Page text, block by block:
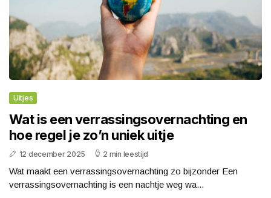
Uitjes
Wat is een verrassingsovernachting en
hoe regel je zo’n uniek uitje
12 december 2025 2 min leestijd
Wat maakt een verrassingsovernachting zo bijzonder Een
verrassingsovernachting is een nachtje weg wa...